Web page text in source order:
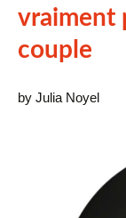
vraiment
couple
by Julia Noyel